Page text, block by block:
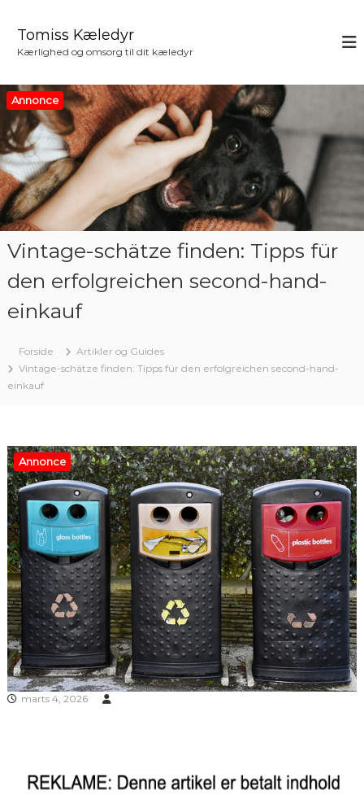
i
n
d
h
o
Tomiss Kæledyr
Kærlighed og omsorg til dit kæledyr
Annonce
Vintage-schätze finden: Tipps für
den erfolgreichen second-hand-
einkauf
Forside
Artikler og Guides
Vintage-schätze finden: Tipps für den erfolgreichen second-hand-
einkauf
Annonce
marts 4, 2026